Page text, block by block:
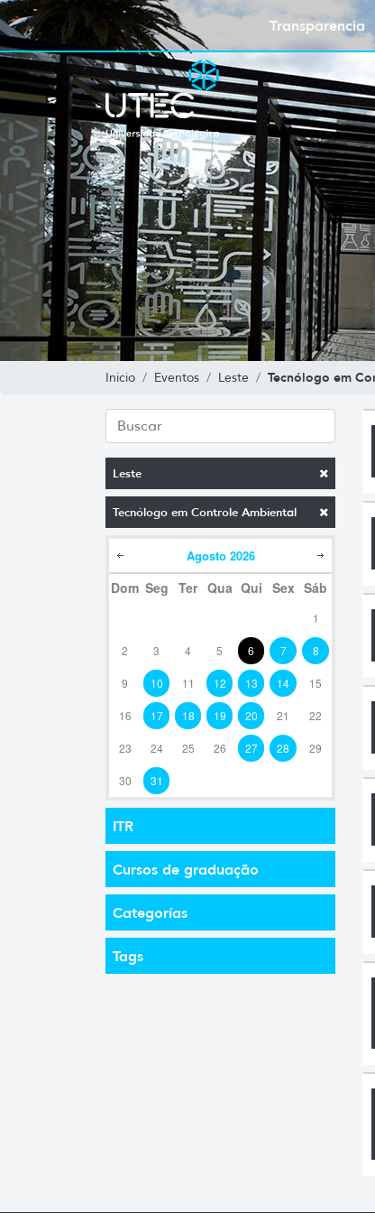
Transparencia
Inicio Eventos Leste Tecnólogo em
Leste
Tecnólogo em Controle Ambiental
Agosto 2026
Dom Seg Ter Qua Qui Sex Sáb
1
2 3 4 5 6 7 8
9 10 11 12 13 14 15
16 17 18 19 20 21 22
23 24 25 26 27 28 29
30 31
ITR
Cursos de graduação
Categorías
Tags